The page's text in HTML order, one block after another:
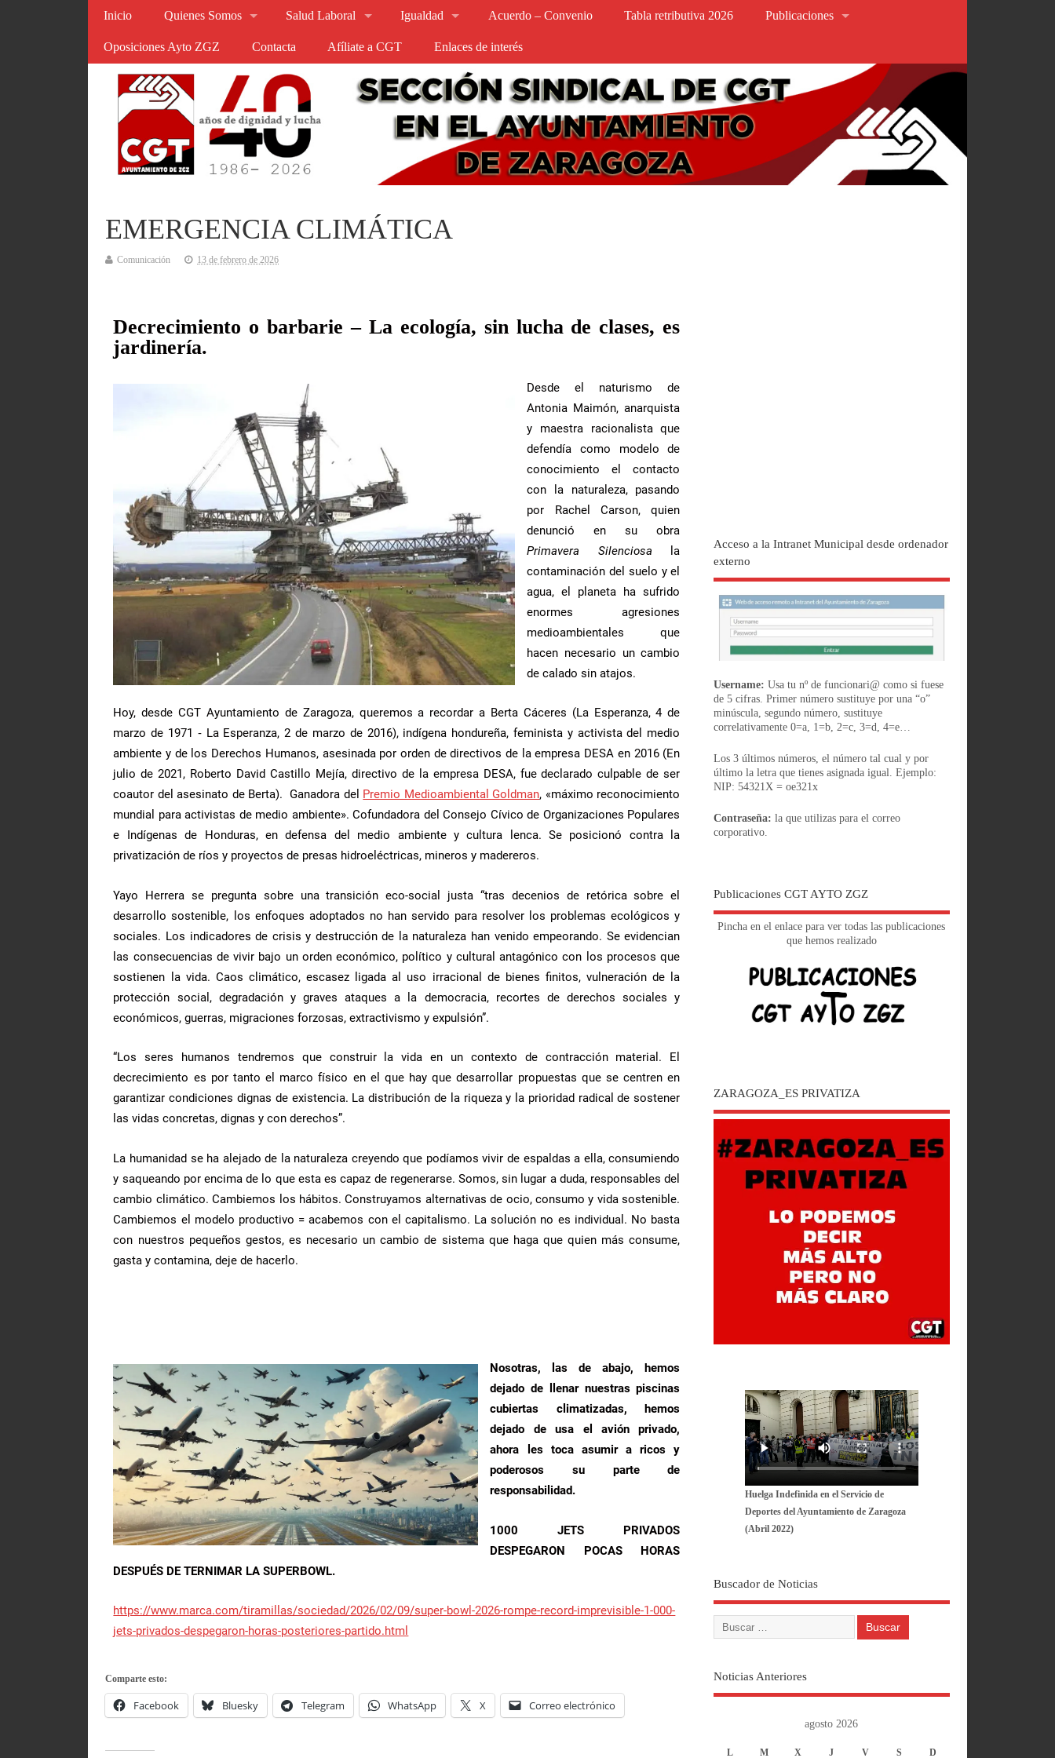
Inicio Quienes Somos Salud Laboral Igualdad Acuerdo – Convenio Tabla retributiva 2026 Publicaciones
Oposiciones Ayto ZGZ Contacta Afíliate a CGT Enlaces de interés
EMERGENCIA CLIMÁTICA
Comunicación 13 de febrero de 2026
Decrecimiento o barbarie – La ecología, sin lucha de clases, es
jardinería.
Desde el naturismo de
Antonia Maimón, anarquista
y maestra racionalista que
defendía como modelo de
conocimiento el contacto
con la naturaleza, pasando
por Rachel Carson, quien
denunció en su obra
Primavera Silenciosa la
contaminación del suelo y el
agua, el planeta ha sufrido
enormes agresiones
medioambientales que
hacen necesario un cambio
de calado sin atajos.
Hoy, desde CGT Ayuntamiento de Zaragoza, queremos a recordar a Berta Cáceres (La Esperanza, 4 de
marzo de 1971 ‑ La Esperanza, 2 de marzo de 2016), indígena hondureña, feminista y activista del medio
ambiente y de los Derechos Humanos, asesinada por orden de directivos de la empresa DESA en 2016 (En
julio de 2021, Roberto David Castillo Mejía, directivo de la empresa DESA, fue declarado culpable de ser
coautor del asesinato de Berta). Ganadora del Premio Medioambiental Goldman, «máximo reconocimiento
mundial para activistas de medio ambiente». Cofundadora del Consejo Cívico de Organizaciones Populares
e Indígenas de Honduras, en defensa del medio ambiente y cultura lenca. Se posicionó contra la
privatización de ríos y proyectos de presas hidroeléctricas, mineros y madereros.
Yayo Herrera se pregunta sobre una transición eco-social justa “tras decenios de retórica sobre el
desarrollo sostenible, los enfoques adoptados no han servido para resolver los problemas ecológicos y
sociales. Los indicadores de crisis y destrucción de la naturaleza han venido empeorando. Se evidencian
las consecuencias de vivir bajo un orden económico, político y cultural antagónico con los procesos que
sostienen la vida. Caos climático, escasez ligada al uso irracional de bienes finitos, vulneración de la
protección social, degradación y graves ataques a la democracia, recortes de derechos sociales y
económicos, guerras, migraciones forzosas, extractivismo y expulsión”.
“Los seres humanos tendremos que construir la vida en un contexto de contracción material. El
decrecimiento es por tanto el marco físico en el que hay que desarrollar propuestas que se centren en
garantizar condiciones dignas de existencia. La distribución de la riqueza y la prioridad radical de sostener
las vidas concretas, dignas y con derechos”.
La humanidad se ha alejado de la naturaleza creyendo que podíamos vivir de espaldas a ella, consumiendo
y saqueando por encima de lo que esta es capaz de regenerarse. Somos, sin lugar a duda, responsables del
cambio climático. Cambiemos los hábitos. Construyamos alternativas de ocio, consumo y vida sostenible.
Cambiemos el modelo productivo = acabemos con el capitalismo. La solución no es individual. No basta
con nuestros pequeños gestos, es necesario un cambio de sistema que haga que quien más consume,
gasta y contamina, deje de hacerlo.
Nosotras, las de abajo, hemos
dejado de llenar nuestras piscinas
cubiertas climatizadas, hemos
dejado de usa el avión privado,
ahora les toca asumir a ricos y
poderosos su parte de
responsabilidad.
1000 JETS PRIVADOS
DESPEGARON POCAS HORAS
DESPUÉS DE TERNIMAR LA SUPERBOWL.
https://www.marca.com/tiramillas/sociedad/2026/02/09/super-bowl-2026-rompe-record-imprevisible-1-000-
jets-privados-despegaron-horas-posteriores-partido.html
Comparte esto:
Facebook Bluesky Telegram WhatsApp X Correo electrónico
Acceso a la Intranet Municipal desde ordenador
externo
Username: Usa tu nº de funcionari@ como si fuese
de 5 cifras. Primer número sustituye por una “o”
minúscula, segundo número, sustituye
correlativamente 0=a, 1=b, 2=c, 3=d, 4=e…
Los 3 últimos números, el número tal cual y por
último la letra que tienes asignada igual. Ejemplo:
NIP: 54321X = oe321x
Contraseña: la que utilizas para el correo
corporativo.
Publicaciones CGT AYTO ZGZ
Pincha en el enlace para ver todas las publicaciones
que hemos realizado
ZARAGOZA_ES PRIVATIZA
Huelga Indefinida en el Servicio de
Deportes del Ayuntamiento de Zaragoza
(Abril 2022)
Buscador de Noticias
Noticias Anteriores
agosto 2026
L M X J V S
D